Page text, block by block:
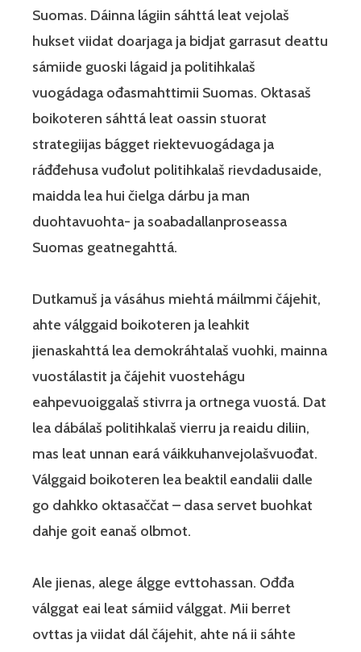
Suomas. Dáinna lágiin sáhttá leat vejolaš
hukset viidat doarjaga ja bidjat garrasut deattu
sámiide guoski lágaid ja politihkalaš
vuogádaga ođasmahttimii Suomas. Oktasaš
boikoteren sáhttá leat oassin stuorat
strategiijas bágget riektevuogádaga ja
ráđđehusa vuđolut politihkalaš rievdadusaide,
maidda lea hui čielga dárbu ja man
duohtavuohta- ja soabadallanproseassa
Suomas geatnegahttá.
Dutkamuš ja vásáhus miehtá máilmmi čájehit,
ahte válggaid boikoteren ja leahkit
jienaskahttá lea demokráhtalaš vuohki, mainna
vuostálastit ja čájehit vuostehágu
eahpevuoiggalaš stivrra ja ortnega vuostá. Dat
lea dábálaš politihkalaš vierru ja reaidu diliin,
mas leat unnan eará váikkuhanvejolašvuođat.
Válggaid boikoteren lea beaktil eandalii dalle
go dahkko oktasaččat – dasa servet buohkat
dahje goit eanaš olbmot.
Ale jienas, alege álgge evttohassan. Ođđa
válggat eai leat sámiid válggat. Mii berret
ovttas ja viidat dál čájehit, ahte ná ii sáhte